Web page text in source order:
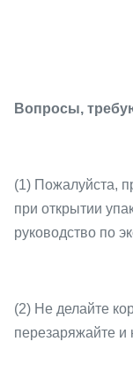
Вопросы,
(1) Пожалуйста,
при открытии
руководство по
(2) Не делайте
перезаряжайте и